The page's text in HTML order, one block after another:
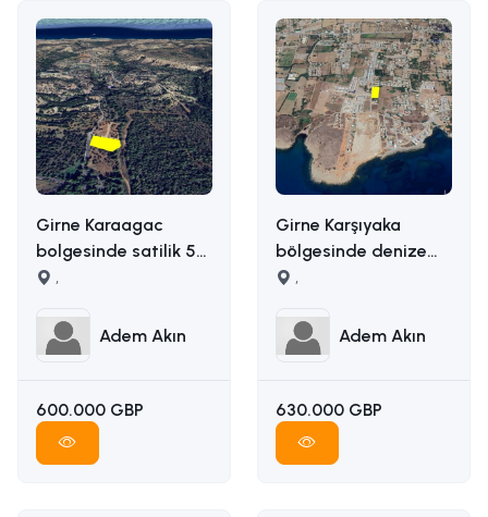
Girne Karaagac
bolgesinde satilik 5
donum satilik arazi
05338314949
,
Adem Akın
600.000 GBP
Girne Karşıyaka
bölgesinde denize
yakın uygun fiyata
satılık arazi İLETİŞİM
ADEM AKIN
,
Adem Akın
630.000 GBP